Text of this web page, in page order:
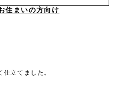
住まいの方向け
立てました。